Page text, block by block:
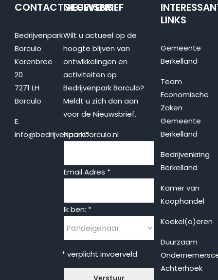
CONTACTGEGEVENS
Bedrijvenpark
Borculo
Korenbree
20
7271 LH
Borculo
E.
info@bedrijvenparkborculo.nl
NIEUWSBRIEF
Wilt u actueel op de
hoogte blijven van
ontwikkelingen en
activiteiten op
Bedrijvenpark Borculo?
Meldt u zich dan aan
voor de Nieuwsbrief.
Naam*
Email Adres *
Ik ben: *
* verplicht invoerveld
LINKS
Gemeente
Berkelland
Team
Economische
Zaken
Gemeente
Berkelland
Bedrijvenkring
Berkelland
Kamer van
Koophandel
Koekel(o)eren
Duurzaam
Achterhoek